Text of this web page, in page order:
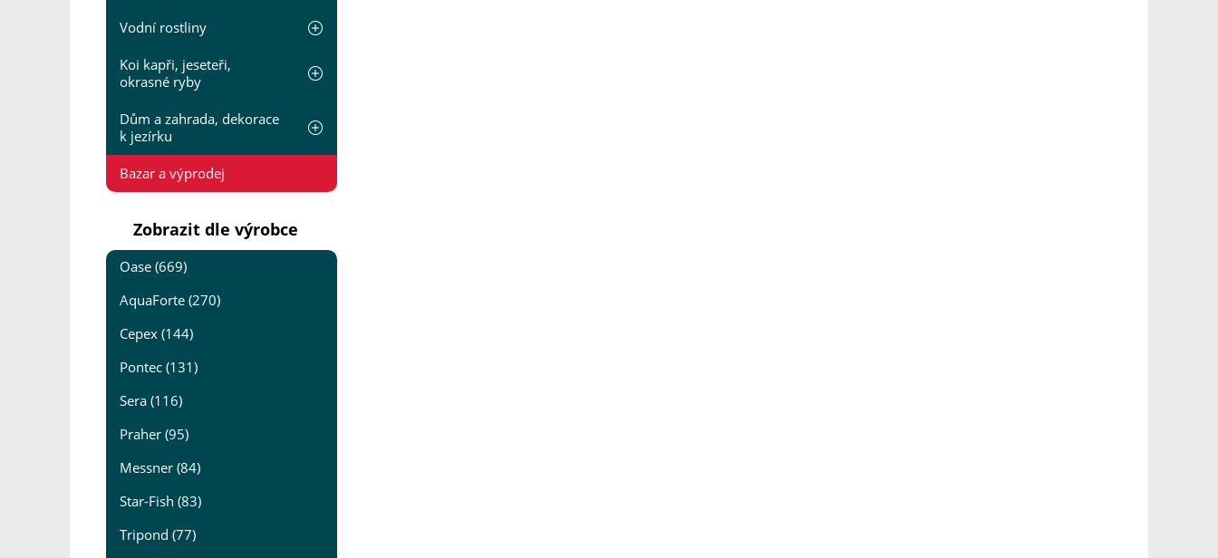
Vodní rostliny
Koi kapři, jeseteři,
okrasné ryby
Dům a zahrada, dekorace
k jezírku
Bazar a výprodej
Zobrazit dle výrobce
Oase (669)
AquaForte (270)
Cepex (144)
Pontec (131)
Sera (116)
Praher (95)
Messner (84)
Star-Fish (83)
Tripond (77)